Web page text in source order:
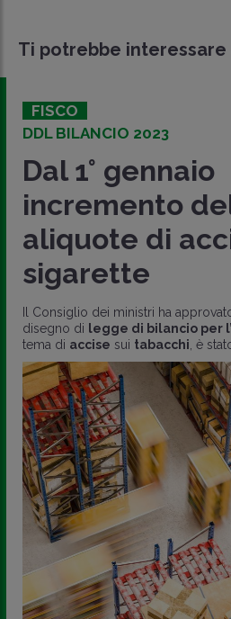
Ti potrebbe interessare
FISCO
DDL BILANCIO 2023
Dal 1° gennaio
incremento
aliquote di
sigarette
Il Consiglio dei ministri ha
disegno di legge di bilancio per
tema di accise sui tabacchi , è